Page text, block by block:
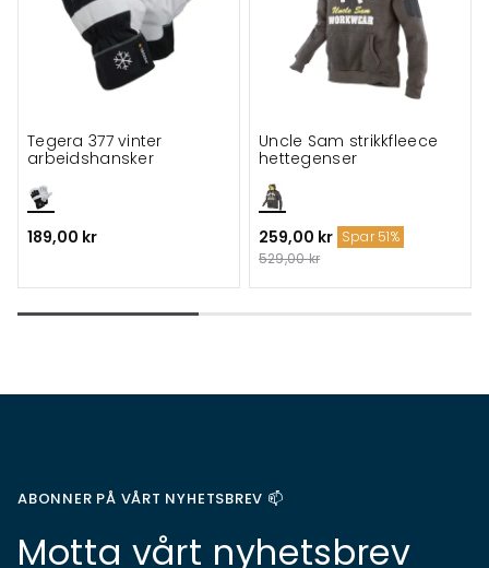
Tegera 377 vinter
arbeidshansker
189,00 kr
Uncle Sam strikkfleece
hettegenser
259,00 kr Spar 51%
529,00 kr
ABONNER PÅ VÅRT NYHETSBREV 📫
Motta vårt nyhetsbrev